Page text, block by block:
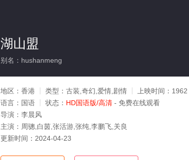
湖山盟
别名：hushanmeng
地区： 香港 类型： 古装,奇幻,爱情,剧情 上映时间： 1962
语言： 国语 状态： HD国语版/高清 - 免费在线观看
导演： 李晨风
主演： 周骢,白茵,张活游,张纯,李鹏飞,关良
更新时间： 2024-04-23